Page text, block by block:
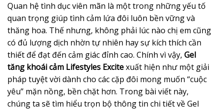
Quan hệ tình dục viên mãn là một trong những yếu tố
quan trọng giúp tình cảm lứa đôi luôn bền vững và
thăng hoa. Thế nhưng, không phải lúc nào chị em cũng
có đủ lượng dịch nhờn tự nhiên hay sự kích thích cần
thiết để đạt đến cảm giác đỉnh cao. Chính vì vậy, Gel
tăng khoái cảm Lifestyles Excitexuất hiện như một giải
pháp tuyệt vời dành cho các cặp đôi mong muốn “cuộc
yêu” mặn nồng, bền chặt hơn. Trong bài viết này,
chúng ta sẽ tìm hiểu trọn bộ thông tin chi tiết về Gel